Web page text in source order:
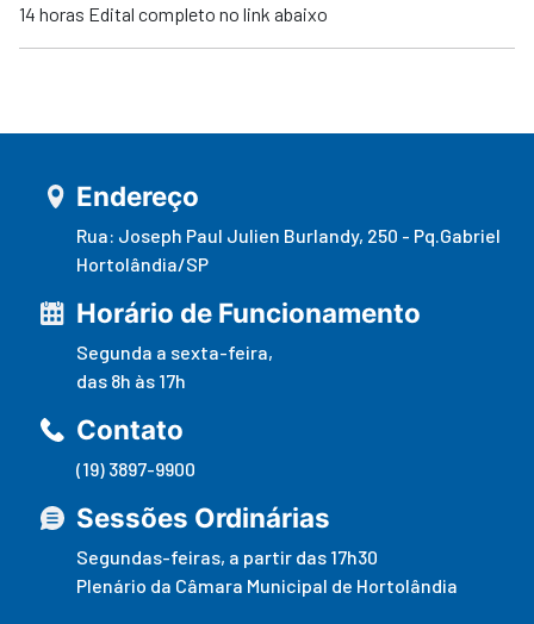
14 horas Edital completo no link abaixo
Endereço
Rua: Joseph Paul Julien Burlandy, 250 - Pq.Gabriel
Hortolândia/SP
Horário de Funcionamento
Segunda a sexta-feira,
das 8h às 17h
Contato
(19) 3897-9900
Sessões Ordinárias
Segundas-feiras, a partir das 17h30
Plenário da Câmara Municipal de Hortolândia